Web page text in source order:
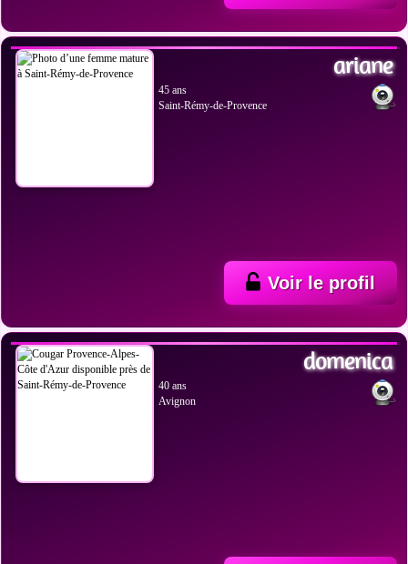
ariane
45 ans
Saint-Rémy-de-Provence
Voir le profil
VOIR LES PHOTOS
domenica
40 ans
Avignon